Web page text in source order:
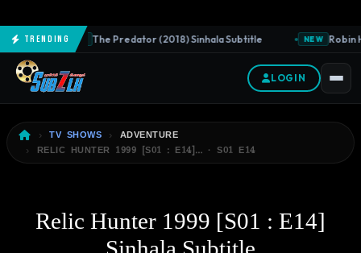
TrendingNEW The Predator (2018) Sinhala Subtitle NEW Robin
LOGIN
TV SHOWS
ADVENTURE
RELIC HUNTER 1999 [S01 : E14]… · S01 E14
Relic Hunter 1999 [S01 : E14]